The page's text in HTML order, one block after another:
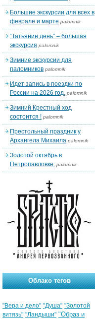
Большие экскурсии для всех в
феврале и марте palomnik
“Татьянин день” – большая
экскурсия palomnik
Зимние экскурсии для
паломников palomnik
Идет запись в поездки по
России на 2026 год. palomnik
Зимний Крестный ход
состоится ! palomnik
Престольный праздник у
Архангела Михаила palomnik
Золотой октябрь в
Петропавловке. palomnik
Облако тегов
"Вера и дело" "Душа" "Золотой
витязь" "Ландыши" "Образ и